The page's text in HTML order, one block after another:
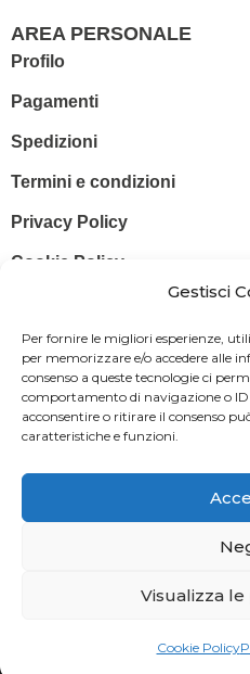
Gestisci
Per fornire le migliori esperienze,
per memorizzare e/o accedere alle
consenso a queste tecnologie ci
comportamento di navigazione o ID
acconsentire o ritirare il consenso
caratteristiche e funzioni.
Visualizza
Cookie Policy
AREA PERSONALE
Profilo
Pagamenti
Spedizioni
Termini e condizioni
Privacy Policy
Cookie Policy
Legale: Via Silvio Pellico, 43
Powered ByIl
Registro nazionale degli aiuti di
in modo da adempiere
concorrenza – art. 1, commi 125
dal Decreto